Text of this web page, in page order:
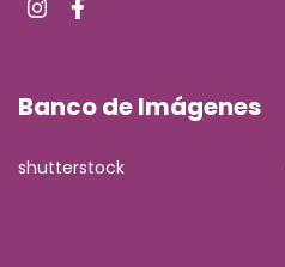
Banco de Imágenes
shutterstock